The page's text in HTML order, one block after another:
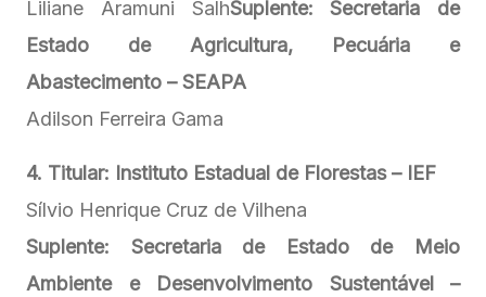
Liliane Aramuni SalhSuplente: Secretaria de
Estado de Agricultura, Pecuária e
Abastecimento – SEAPA
Adilson Ferreira Gama
4. Titular: Instituto Estadual de Florestas – IEF
Sílvio Henrique Cruz de Vilhena
Suplente: Secretaria de Estado de Meio
Ambiente e Desenvolvimento Sustentável –